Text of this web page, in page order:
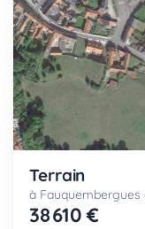
Terrain
à Fauquembergues
38 610 €